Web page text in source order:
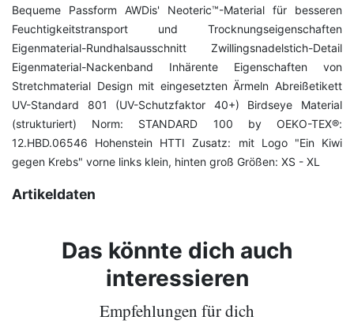
Bequeme Passform AWDis' Neoteric™-Material für besseren
Feuchtigkeitstransport und Trocknungseigenschaften
Eigenmaterial-Rundhalsausschnitt Zwillingsnadelstich-Detail
Eigenmaterial-Nackenband Inhärente Eigenschaften von
Stretchmaterial Design mit eingesetzten Ärmeln Abreißetikett
UV-Standard 801 (UV-Schutzfaktor 40+) Birdseye Material
(strukturiert) Norm: STANDARD 100 by OEKO-TEX®:
12.HBD.06546 Hohenstein HTTI Zusatz: mit Logo "Ein Kiwi
gegen Krebs" vorne links klein, hinten groß Größen: XS - XL
Artikeldaten
Das könnte dich auch
interessieren
Empfehlungen für dich